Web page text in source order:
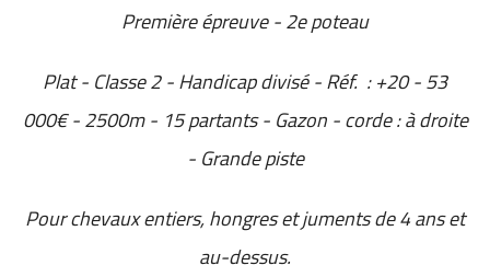
Première épreuve - 2e poteau
Plat - Classe 2 - Handicap divisé - Réf. : +20 - 53
000€ - 2500m - 15 partants - Gazon - corde : à droite
- Grande piste
Pour chevaux entiers, hongres et juments de 4 ans et
au-dessus.